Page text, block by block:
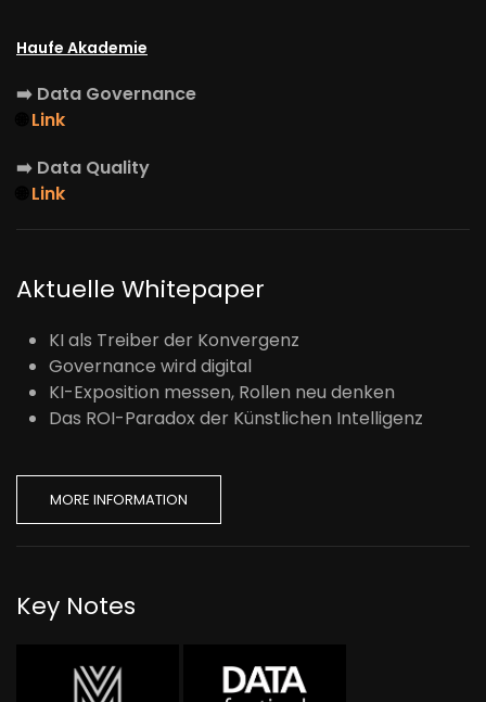
Haufe Akademie
➡️ Data Governance
Link
➡️ Data Quality
Link
Aktuelle Whitepaper
KI als Treiber der Konvergenz
Governance wird digital
KI-Exposition messen, Rollen neu denken
Das ROI-Paradox der Künstlichen Intelligenz
MORE INFORMATION
Key Notes